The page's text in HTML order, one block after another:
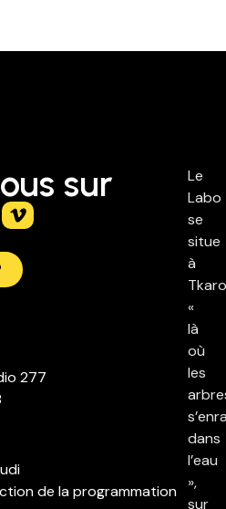
sur
277
de la programmation
Le
Labo
se
situe
à
«
là
où
les
dans
l’eau
»,
sur